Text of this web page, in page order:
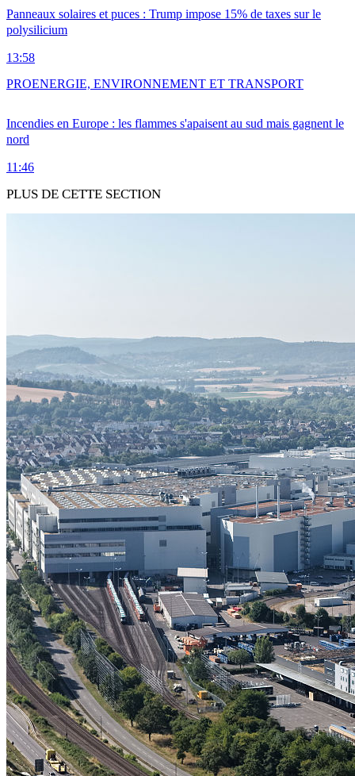
Panneaux solaires et puces : Trump impose 15% de taxes sur le
polysilicium
13:58
Incendies en Europe : les flammes s'apaisent au sud mais gagnent le
nord
11:46
PROENERGIE, ENVIRONNEMENT ET TRANSPORT
PLUS DE CETTE SECTION